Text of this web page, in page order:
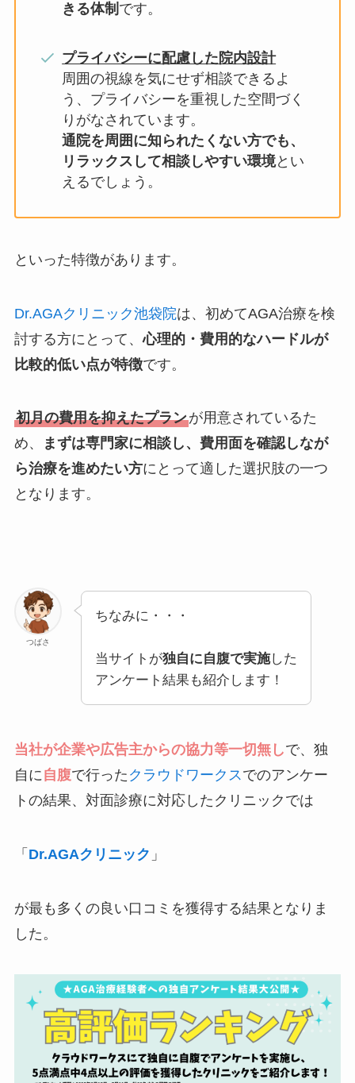
きる体制 です。
プライバシーに配慮した院内設計
周囲の視線を気にせず相談できるよ
う、プライバシーを重視した空間づく
りがなされています。
通院を周囲に知られたくない方でも、
リラックスして相談しやすい環境とい
えるでしょう。
といった特徴があります。
Dr.AGAクリニック池袋院は、初めてAGA治療を検
討する方にとって、心理的・費用的なハードルが
比較的低い点が特徴です。
初月の費用を抑えたプランが用意されているた
め、
まずは専門家に相談し、費用面を確認しなが
ら治療を進めたい方にとって適した選択肢の一つ
となります。
つばさ
ちなみに・・・
当サイトが独自に自腹で実施した
アンケート結果も紹介します！
当社が企業や広告主からの協力等一切無しで、独
自に 自腹で行った クラウドワークス でのアンケー
トの結果、対面診療に対応したクリニックでは
「 Dr.AGAクリニック 」
が最も多くの良い口コミを獲得する結果となりま
した。